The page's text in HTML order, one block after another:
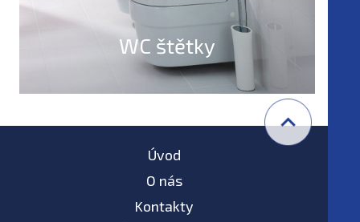
WC štětky
Úvod
O nás
Kontakty